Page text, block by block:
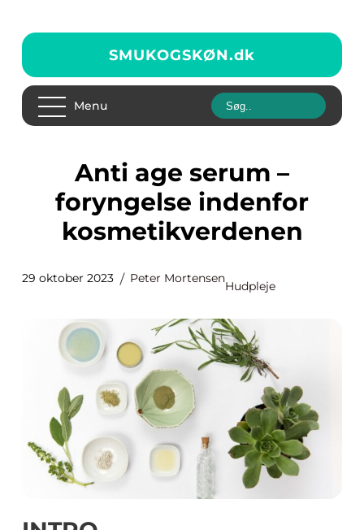
SMUKOGSKØN.dk
Menu
Anti age serum –
foryngelse indenfor
kosmetikverdenen
29 oktober 2023 Peter Mortensen
Hudpleje